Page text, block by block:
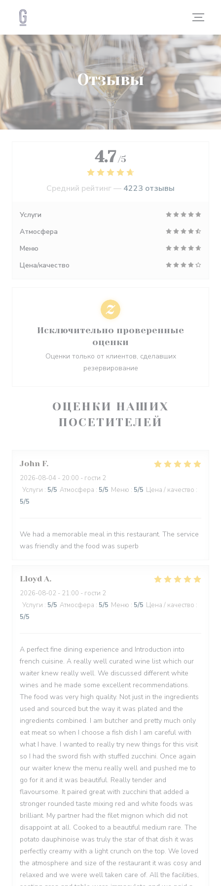
Отзывы
ОЦЕНКИ НАШИХ
ПОСЕТИТЕЛЕЙ
John F
2026-08-04 - 20:00 - гости 2
Услуги : 5/5 Атмосфера : 5/5 Меню : 5/5 Цена / качество :
5/5
We had a memorable meal in this restaurant. The service
was friendly and the food was superb
Lloyd A
2026-08-02 - 21:00 - гости 2
Услуги : 5/5 Атмосфера : 5/5 Меню : 5/5 Цена / качество :
5/5
A perfect fine dining experience and Introduction into
french cuisine. A really well curated wine list which our
waiter knew really well. We discussed different white
wines and he made some excellent recommendations.
The food was very high quality. Not just in the ingredients
used and sourced but the way it was plated and the
ingredients combined. I am butcher and pretty much only
eat meat so when I choose a fish dish I am careful with
what I have. I wanted to really try new things for this visit
so I had the sword fish with stuffed zucchini. Once again
our waiter knew the menu really well and pushed me to
go for it and it was beautiful. Really tender and
flavoursome. It paired great with zucchini that added a
stronger rounded taste mixing red and white foods was
brilliant. My partner had the filet mignon which did not
disappoint at all. Cooked to a beautiful medium rare. The
potato dauphinoise was truly the star of that dish it was
perfectly creamy with a light crunch on the top. We loved
the atmosphere and size of the restaurant it was cosy and
relaxed and we were well taken care of. All the facilities,
4.7 /5
Средний рейтинг — 4223 отзывы
Услуги
Атмосфера
Меню
Цена/качество
Исключительно проверенные
оценки
Оценки только от клиентов, сделавших
резервирование